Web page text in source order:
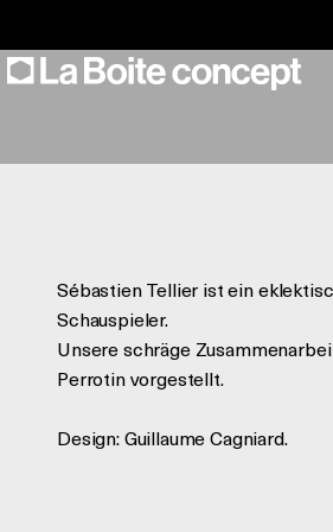
La Boite concept
Sébastien
Sébastien Tellier ist ein
Schauspieler.
Unsere schräge
Perrotin vorgestellt.
Design: Guillaume Cagniard.